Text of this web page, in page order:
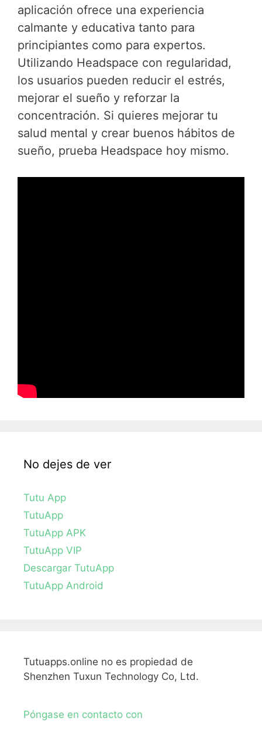
aplicación ofrece una experiencia
calmante y educativa tanto para
principiantes como para expertos.
Utilizando Headspace con regularidad,
los usuarios pueden reducir el estrés,
mejorar el sueño y reforzar la
concentración. Si quieres mejorar tu
salud mental y crear buenos hábitos de
sueño, prueba Headspace hoy mismo.
No dejes de ver
Tutu App
TutuApp
TutuApp APK
TutuApp VIP
Descargar TutuApp
TutuApp Android
Tutuapps.online no es propiedad de
Shenzhen Tuxun Technology Co, Ltd.
Póngase en contacto con